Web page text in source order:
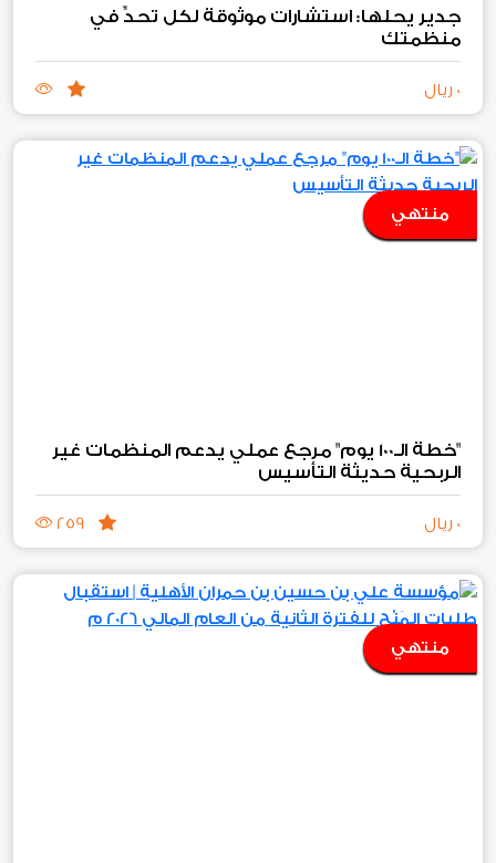
جدير يحلها: استشارات موثوقة لكل تحدٍّ في
منظمتك
0 ريال
منتهي
"خطة الـ100 يوم" مرجع عملي يدعم المنظمات غير
الربحية حديثة التأسيس
0 ريال 259
منتهي